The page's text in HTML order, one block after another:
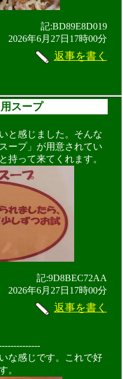
記:BD89E8D019
2026年6月27日17時00分
返事を書く
スープ
と感じました。そんな
ープ」が用意されてい
持って来てくれます。
記:9D8BEC72AA
2026年6月27日17時00分
返事を書く
な感じです。これで好
。